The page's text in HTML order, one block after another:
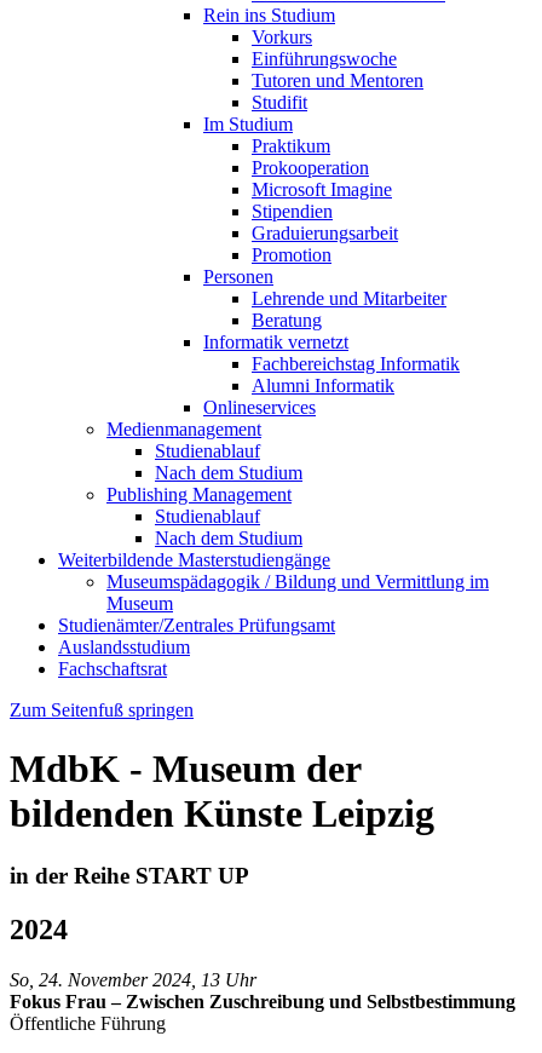
Rein ins Studium
Vorkurs
Einführungswoche
Tutoren und Mentoren
Studifit
Im Studium
Praktikum
Prokooperation
Microsoft Imagine
Stipendien
Graduierungsarbeit
Promotion
Personen
Lehrende und Mitarbeiter
Beratung
Informatik vernetzt
Fachbereichstag Informatik
Alumni Informatik
Onlineservices
Medienmanagement
Studienablauf
Nach dem Studium
Publishing Management
Studienablauf
Nach dem Studium
Weiterbildende Masterstudiengänge
Museumspädagogik / Bildung und Vermittlung im
Museum
Studienämter/Zentrales Prüfungsamt
Auslandsstudium
Fachschaftsrat
Zum Seitenfuß springen
MdbK - Museum der
bildenden Künste Leipzig
in der Reihe START UP
2024
So, 24. November 2024, 13 Uhr
Fokus Frau – Zwischen Zuschreibung und Selbstbestimmung
Öffentliche Führung